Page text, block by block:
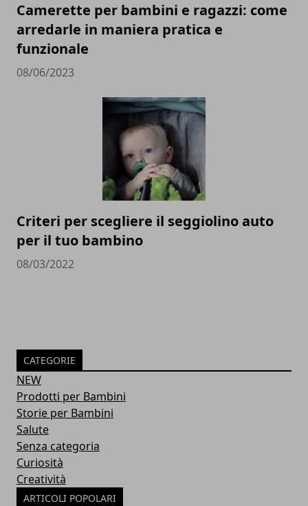
Camerette per bambini e ragazzi: come
arredarle in maniera pratica e
funzionale
08/06/2023
Criteri per scegliere il seggiolino auto
per il tuo bambino
08/03/2022
CATEGORIE
NEW
Prodotti per Bambini
Storie per Bambini
Salute
Senza categoria
Curiosità
Creatività
ARTICOLI POPOLARI